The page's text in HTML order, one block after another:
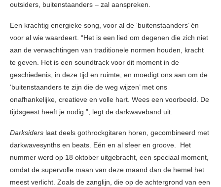
outsiders, buitenstaanders – zal aanspreken.
Een krachtig energieke song, voor al de ‘buitenstaanders’ én
voor al wie waardeert. “Het is een lied om degenen die zich niet
aan de verwachtingen van traditionele normen houden, kracht
te geven. Het is een soundtrack voor dit moment in de
geschiedenis, in deze tijd en ruimte, en moedigt ons aan om de
‘buitenstaanders te zijn die de weg wijzen’ met ons
onafhankelijke, creatieve en volle hart. Wees een voorbeeld. De
tijdsgeest heeft je nodig.”, legt de darkwaveband uit.
Darksiders laat deels gothrockgitaren horen, gecombineerd met
darkwavesynths en beats. Eén en al sfeer en groove. Het
nummer werd op 18 oktober uitgebracht, een speciaal moment,
omdat de supervolle maan van deze maand dan de hemel het
meest verlicht. Zoals de zanglijn, die op de achtergrond van een